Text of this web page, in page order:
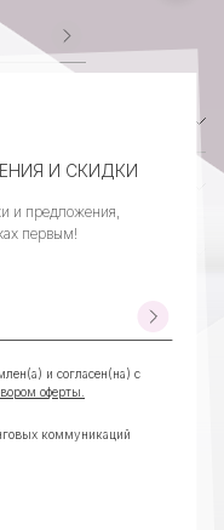
И СКИДКИ
и предложения,
первым!
и согласен(на) с
оферты.
коммуникаций